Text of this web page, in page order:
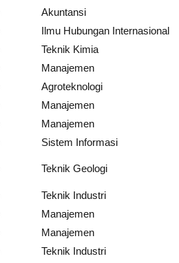
Akuntansi
Ilmu Hubungan Internasional
Teknik Kimia
Manajemen
Agroteknologi
Manajemen
Manajemen
Sistem Informasi
Teknik Geologi
Teknik Industri
Manajemen
Manajemen
Teknik Industri